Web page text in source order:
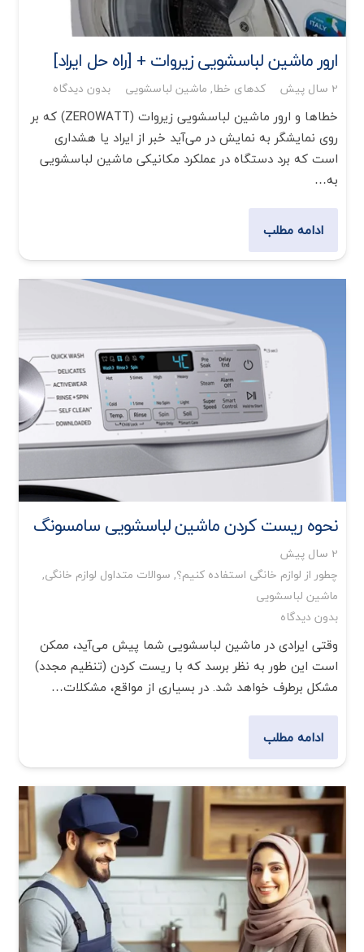
ارور ماشین لباسشویی زیروات + [راه حل ایراد]
2 سال پیش کدهای خطا, ماشین لباسشویی بدون دیدگاه
خطاها و ارور ماشین لباسشویی زیروات (ZEROWATT) که بر
روی نمایشگر به نمایش در می‌آید خبر از ایراد یا هشداری
است که برد دستگاه در عملکرد مکانیکی ماشین لباسشویی
به…
ادامه مطلب
نحوه ریست کردن ماشین لباسشویی سامسونگ
2 سال پیش
چطور از لوازم خانگی استفاده کنیم؟, سوالات متداول لوازم خانگی,
ماشین لباسشویی
بدون دیدگاه
وقتی ایرادی در ماشین لباسشویی شما پیش می‌آید، ممکن
است این طور به نظر برسد که با ریست کردن (تنظیم مجدد)
مشکل برطرف خواهد شد. در بسیاری از مواقع، مشکلات…
ادامه مطلب